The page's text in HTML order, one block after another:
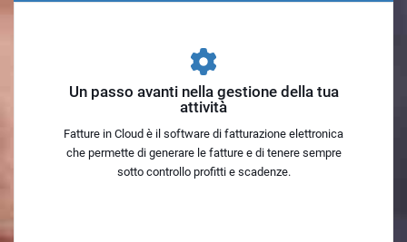
Un passo avanti nella gestione della tua
attività
Fatture in Cloud è il software di fatturazione elettronica
che permette di generare le fatture e di tenere sempre
sotto controllo profitti e scadenze.